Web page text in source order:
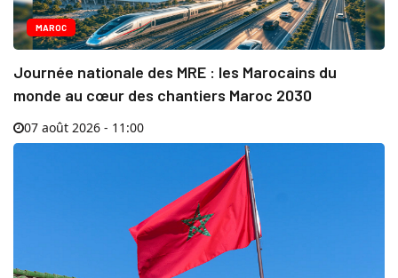
MAROC
Journée nationale des MRE : les Marocains du
monde au cœur des chantiers Maroc 2030
07 août 2026 - 11:00